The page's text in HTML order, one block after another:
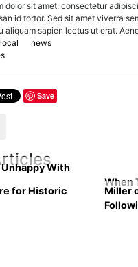
dolor sit amet, consectetur
id tortor. Sed sit amet viverra
aliquam sapien lectus ut erat.
local
news
Save
With
When
for Historic
Miller